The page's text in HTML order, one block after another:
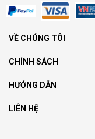
VỀ CHÚNG TÔI
CHÍNH SÁCH
HƯỚNG DẪN
LIÊN HỆ